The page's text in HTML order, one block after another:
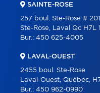
SAINTE-ROSE
257 boul. Ste-Rose # 201
Ste-Rose, Laval Qc H7L
Bur.: 450 625-4005
LAVAL-OUEST
2455 boul. Ste-Rose
Laval-Ouest, Québec,
Bur.: 450 962-0990